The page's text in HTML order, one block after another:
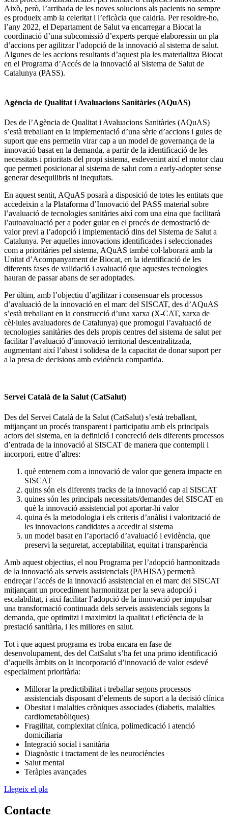
Això, però, l’arribada de les noves solucions als pacients no sempre
es produeix amb la celeritat i l’eficàcia que caldria. Per resoldre-ho,
l’any 2022, el Departament de Salut va encarregar a Biocat la
coordinació d’una subcomissió d’experts perquè elaboressin un pla
d’accions per agilitzar l’adopció de la innovació al sistema de salut.
Algunes de les accions resultants d’aquest pla les materialitza Biocat
en el Programa d’Accés de la innovació al Sistema de Salut de
Catalunya (PASS).
Agència de Qualitat i Avaluacions Sanitàries (AQuAS)
Des de l’Agència de Qualitat i Avaluacions Sanitàries (AQuAS)
s’està treballant en la implementació d’una sèrie d’accions i guies de
suport que ens permetin virar cap a un model de governança de la
innovació basat en la demanda, a partir de la identificació de les
necessitats i prioritats del propi sistema, esdevenint així el motor clau
que permeti posicionar al sistema de salut com a early-adopter sense
generar desequilibris ni inequitats.
En aquest sentit, AQuAS posarà a disposició de totes les entitats que
accedeixin a la Plataforma d’Innovació del PASS material sobre
l’avaluació de tecnologies sanitàries així com una eina que facilitarà
l’autoavaluació per a poder guiar en el procés de demostració de
valor previ a l’adopció i implementació dins del Sistema de Salut a
Catalunya. Per aquelles innovacions identificades i seleccionades
com a prioritàries pel sistema, AQuAS també col·laborarà amb la
Unitat d’Acompanyament de Biocat, en la identificació de les
diferents fases de validació i avaluació que aquestes tecnologies
hauran de passar abans de ser adoptades.
Per últim, amb l’objectiu d’agilitzar i consensuar els processos
d’avaluació de la innovació en el marc del SISCAT, des d’AQuAS
s’està treballant en la construcció d’una xarxa (X-CAT, xarxa de
cèl·lules avaluadores de Catalunya) que promogui l’avaluació de
tecnologies sanitàries des dels propis centres del sistema de salut per
facilitar l’avaluació d’innovació territorial descentralitzada,
augmentant així l’abast i solidesa de la capacitat de donar suport per
a la presa de decisions amb evidència compartida.
Servei Català de la Salut (CatSalut)
Des del Servei Català de la Salut (CatSalut) s’està treballant,
mitjançant un procés transparent i participatiu amb els principals
actors del sistema, en la definició i concreció dels diferents processos
d’entrada de la innovació al SISCAT de manera que contempli i
incorpori, entre d’altres:
què entenem com a innovació de valor que genera impacte en
SISCAT
quins són els diferents tracks de la innovació cap al SISCAT
quines són les principals necessitats/demandes del SISCAT en
què la innovació assistencial pot aportar-hi valor
quina és la metodologia i els criteris d’anàlisi i valorització de
les innovacions candidates a accedir al sistema
un model basat en l’aportació d’avaluació i evidència, que
preservi la seguretat, acceptabilitat, equitat i transparència
Amb aquest objectius, el nou Programa per l’adopció harmonitzada
de la innovació als serveis assistencials (PAHISA) permetrà
endreçar l’accés de la innovació assistencial en el marc del SISCAT
mitjançant un procediment harmonitzat per la seva adopció i
escalabilitat, i així facilitar l’adopció de la innovació per impulsar
una transformació continuada dels serveis assistencials segons la
demanda, que optimitzi i maximitzi la qualitat i eficiència de la
prestació sanitària, i les millores en salut.
Tot i que aquest programa es troba encara en fase de
desenvolupament, des del CatSalut s’ha fet una primo identificació
d’aquells àmbits on la incorporació d’innovació de valor esdevé
especialment prioritària:
Millorar la predictibilitat i treballar segons processos
assistencials disposant d’elements de suport a la decisió clínica
Obesitat i malalties cròniques associades (diabetis, malalties
cardiometabòliques)
Fragilitat, complexitat clínica, polimedicació i atenció
domiciliaria
Integració social i sanitària
Diagnòstic i tractament de les neurociències
Salut mental
Teràpies avançades
Llegeix el pla
Contacte